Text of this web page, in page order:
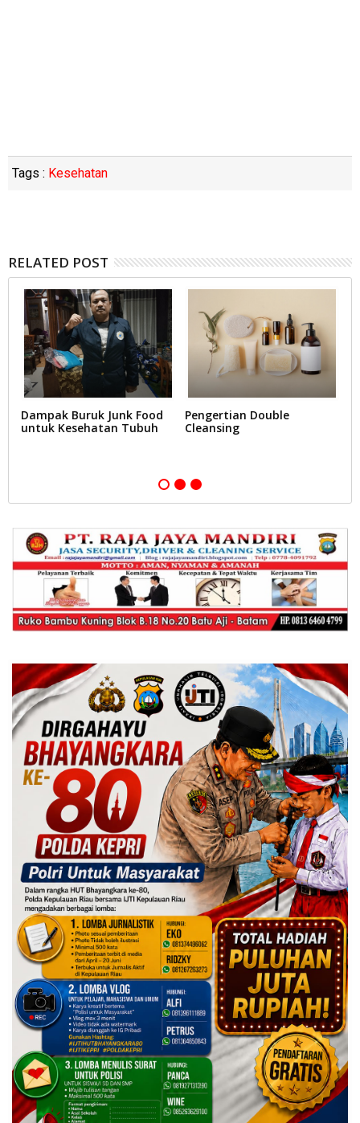
Tags : Kesehatan
RELATED POST
Dampak Buruk Junk Food
untuk Kesehatan Tubuh
Pengertian Double
Cleansing